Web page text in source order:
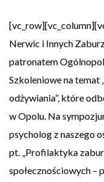
Nerwic i Innych
patronatem
Szkoleniowe na temat
odżywiania”, które
w Opolu. Na
psycholog z naszego
pt. „Profilaktyka
społecznościowych –